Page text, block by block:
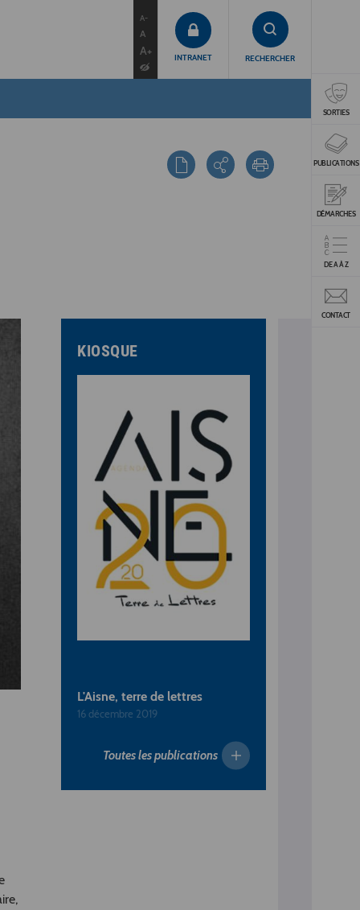
A-
A
A+ INTRANET RECHERCHER
SORTIES
PUBLICATIONS
DÉMARCHES
DE A À Z
CONTACT
KIOSQUE
L'Aisne, terre de lettres
16 décembre 2019
Toutes les publications